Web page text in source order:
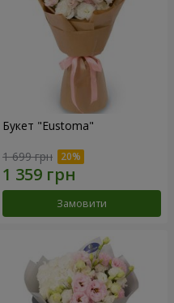
Букет "Eustoma"
1 699 грн
Замовити